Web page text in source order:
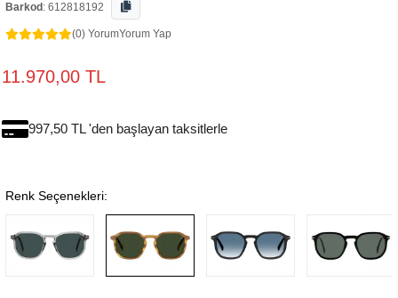
Barkod : 612818192
(0) YorumYorum Yap
11.970,00 TL
997,50 TL 'den başlayan taksitlerle
Renk Seçenekleri: